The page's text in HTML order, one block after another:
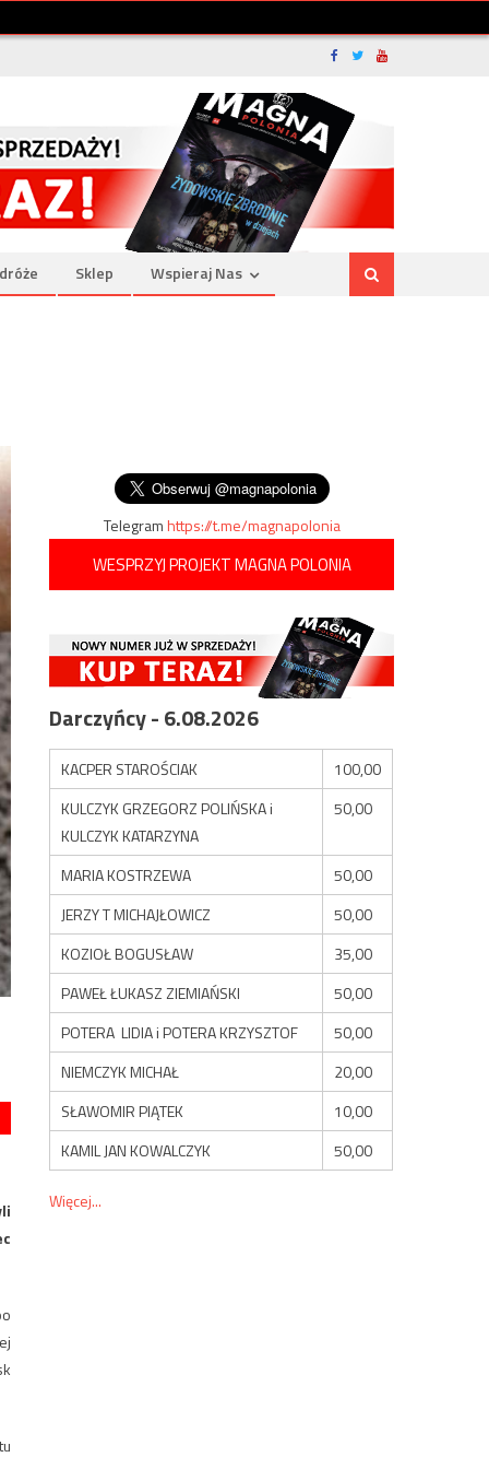
Sklep Wspieraj Nas
Telegramhttps://t.me/magnapolonia
WESPRZYJ PROJEKT MAGNA POLONIA
Darczyńcy - 6.08.2026
KACPER STAROŚCIAK
100,00
KULCZYK GRZEGORZ POLIŃSKA i
KULCZYK KATARZYNA
50,00
MARIA KOSTRZEWA
50,00
JERZY T MICHAJŁOWICZ
50,00
KOZIOŁ BOGUSŁAW
35,00
PAWEŁ ŁUKASZ ZIEMIAŃSKI
50,00
POTERA LIDIA i POTERA KRZYSZTOF
50,00
NIEMCZYK MICHAŁ
20,00
SŁAWOMIR PIĄTEK
10,00
KAMIL JAN KOWALCZYK
50,00
Więcej...